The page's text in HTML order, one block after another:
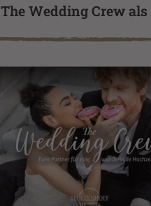
The Wedding Crew als